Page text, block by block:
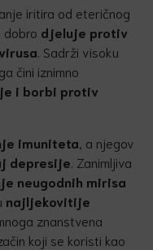
iritira od eteričnog
dobro djeluje protiv
. Sadrži visoku
čini iznimno
i borbi protiv
imuniteta , a njegov
depresije . Zanimljiva
neugodnih mirisa
najljekovitije
znanstvena
koji se koristi kao